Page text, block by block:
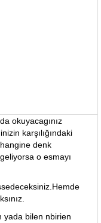
okuyacagınız
karşılığındaki
denk
o esmayı
yada bilen nbirien